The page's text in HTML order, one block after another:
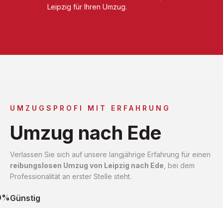
Leipzig für Ihren Umzug.
UMZUGSPROFI MIT ERFAHRUNG
Umzug nach Ede
Verlassen Sie sich auf unsere langjährige Erfahrung für einen
reibungslosen Umzug von Leipzig nach Ede , bei dem
Professionalität an erster Stelle steht.
Günstig